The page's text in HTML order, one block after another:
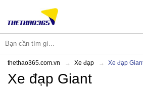
thethao365.com.vn Xe đạp Xe đạp
Xe đạp Giant